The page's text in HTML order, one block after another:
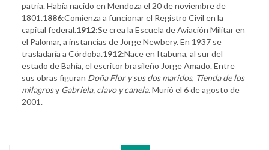
patria. Había nacido en Mendoza el 20 de noviembre de
1801.1886:Comienza a funcionar el Registro Civil en la
capital federal.1912:Se crea la Escuela de Aviación Militar en
el Palomar, a instancias de Jorge Newbery. En 1937 se
trasladaría a Córdoba.1912:Nace en Itabuna, al sur del
estado de Bahía, el escritor brasileño Jorge Amado. Entre
sus obras figuran Doña Flor y sus dos maridos, Tienda de los
milagrosy Gabriela, clavo y canela. Murió el 6 de agosto de
2001.